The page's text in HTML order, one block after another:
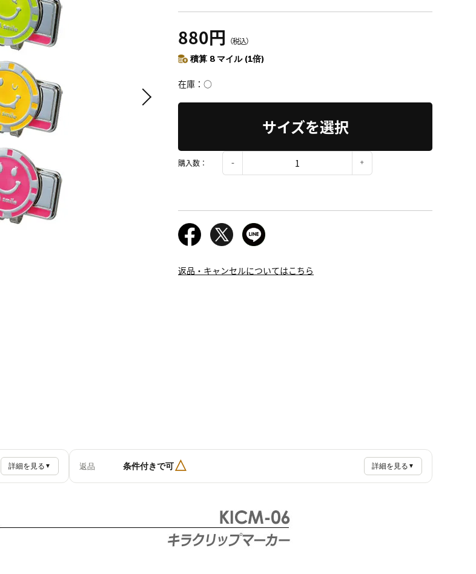
880円 （税込）
積算 8 マイル (1倍)
在庫 ○
サイズを選択
購入数：
返品・キャンセルについてはこちら
詳細を見る ▼ 返品 条件付きで可△ 詳細を見る ▼